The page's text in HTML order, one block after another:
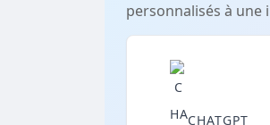
personnalisés à une
CHATGPT